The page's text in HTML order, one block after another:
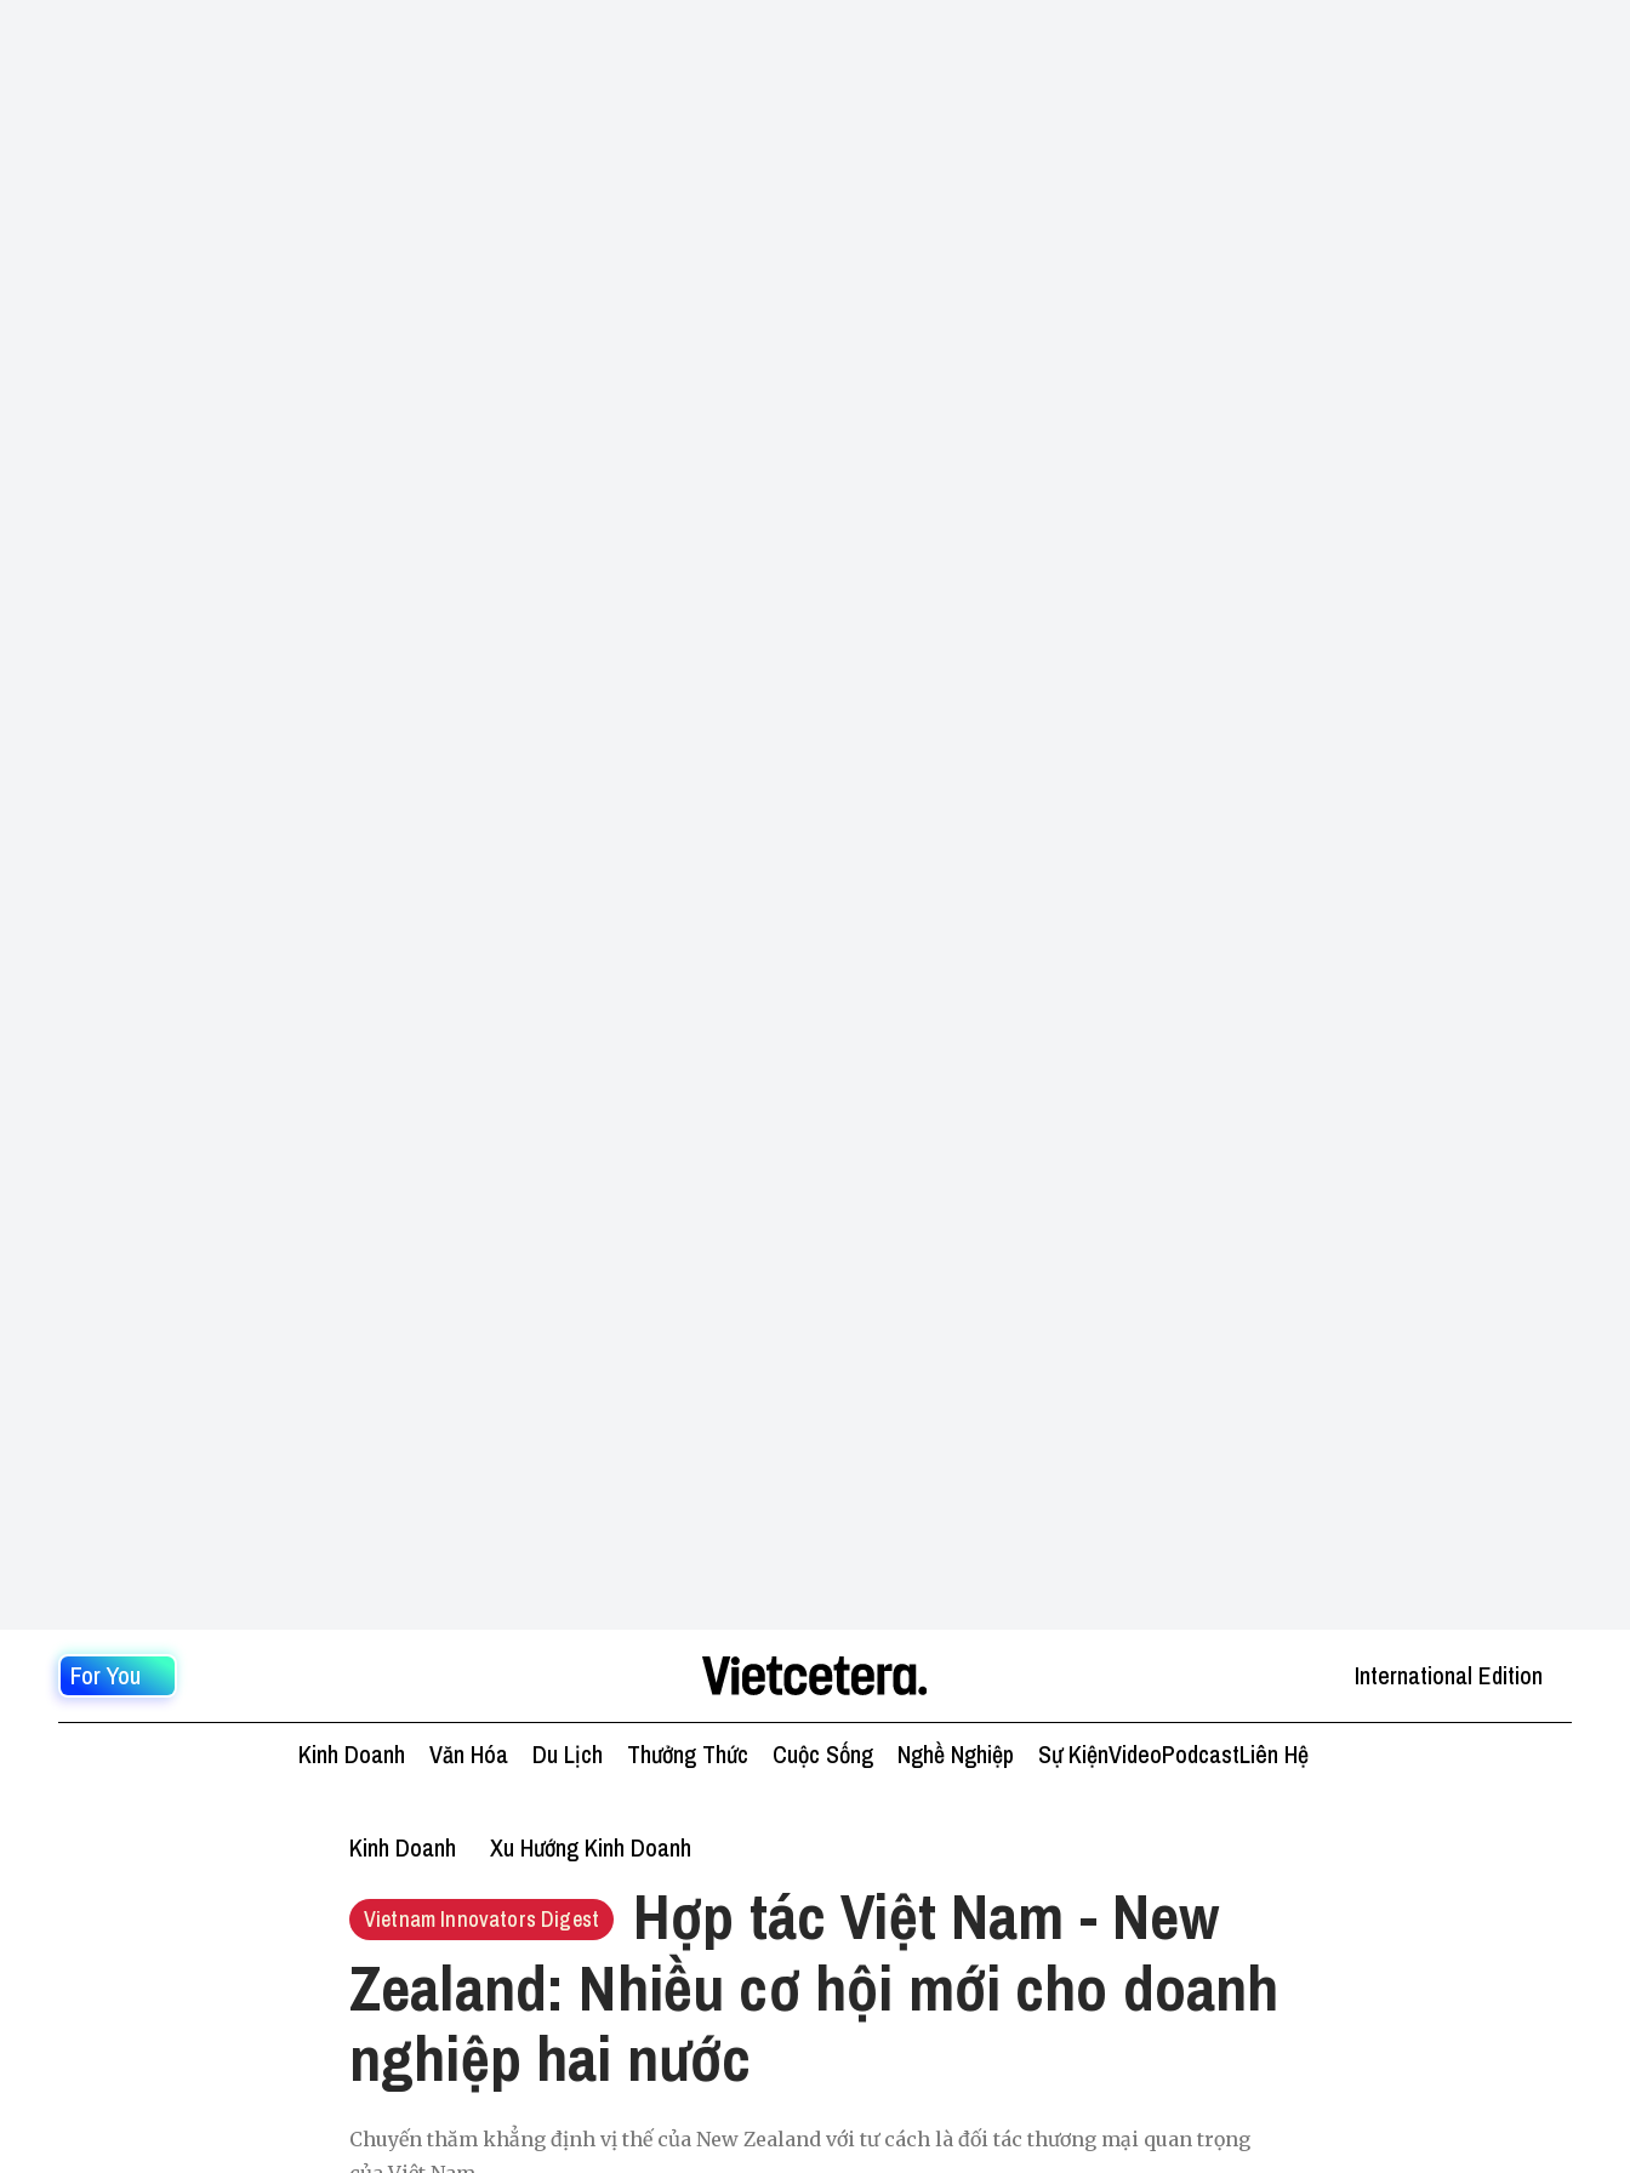
For You International Edition
Kinh Doanh Văn Hóa Du Lịch Thưởng Thức Cuộc Sống Nghề Nghiệp Sự KiệnVideoPodcastLiên Hệ
Kinh Doanh Xu Hướng Kinh Doanh
Vietnam Innovators Digest
Hợp tác Việt Nam - New
Zealand: Nhiều cơ hội mới cho doanh
nghiệp hai nước
Chuyến thăm khẳng định vị thế của New Zealand với tư cách là đối tác thương mại quan trọng